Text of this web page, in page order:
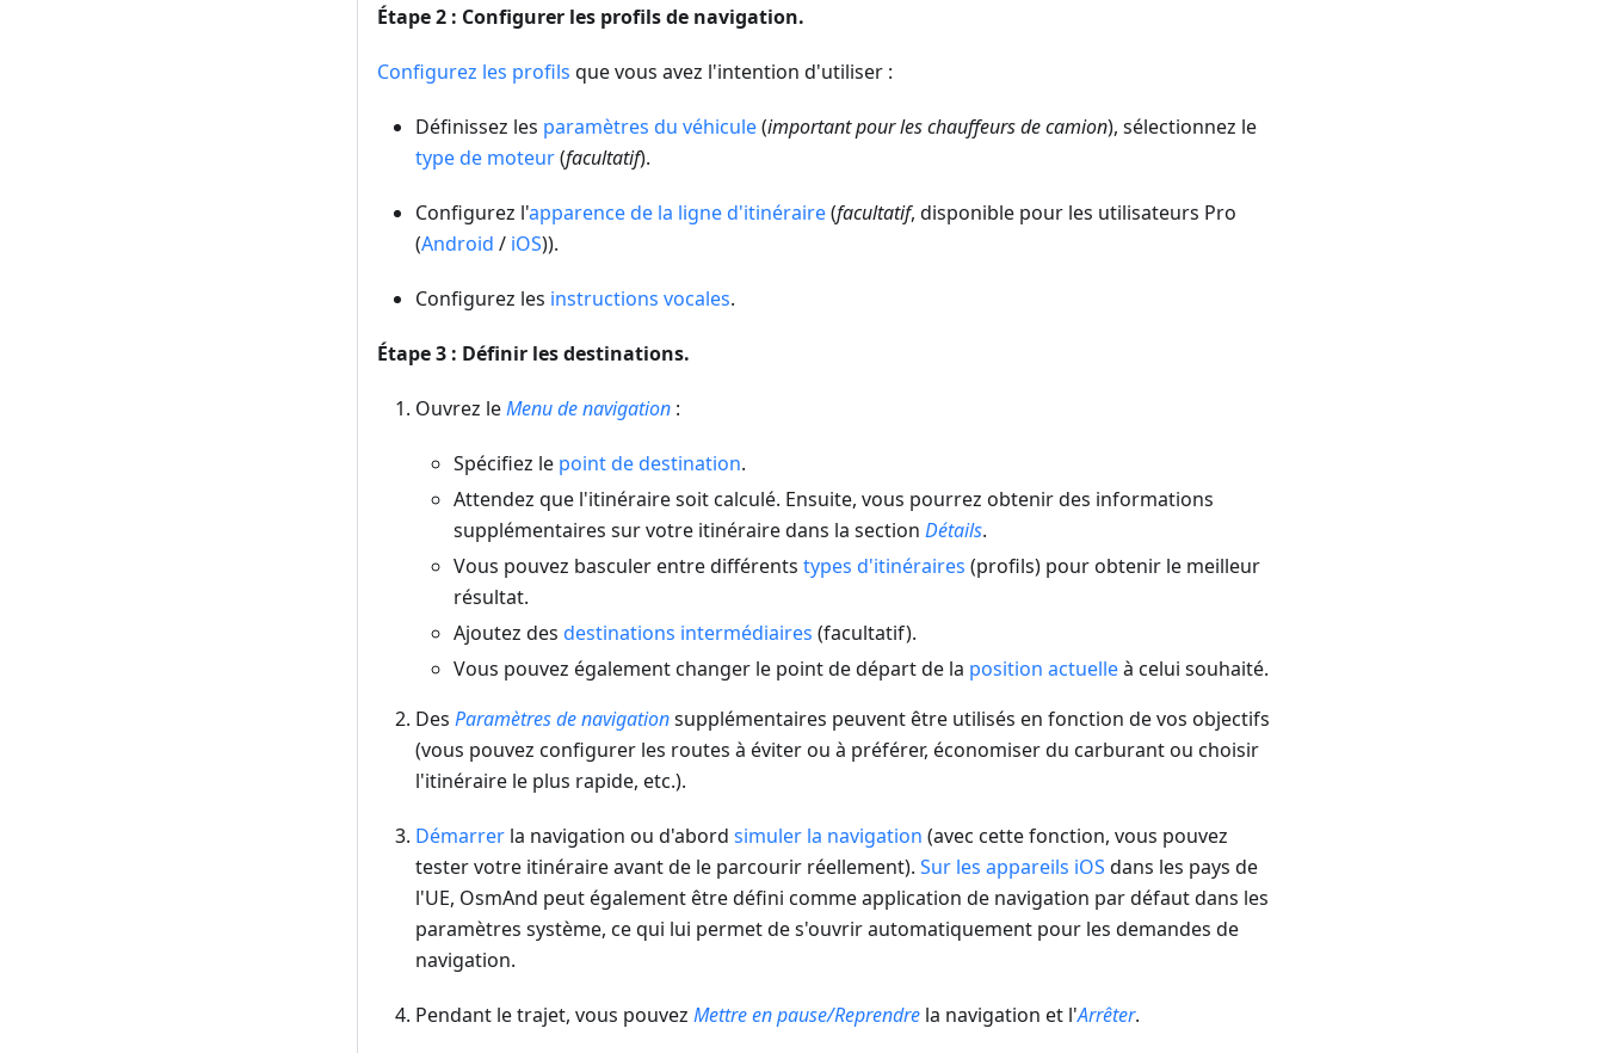
Étape 2 : Configurer les profils de navigation.
Configurez les profils que vous avez l'intention d'utiliser :
Définissez les paramètres du véhicule(important pour les chauffeurs de camion), sélectionnez le
type de moteur(facultatif).
Configurez l'apparence de la ligne d'itinéraire(facultatif, disponible pour les utilisateurs Pro
(Android / iOS)).
Configurez les instructions vocales.
Étape 3 : Définir les destinations.
Ouvrez leMenu de navigation :
Spécifiez le point de destination.
Attendez que l'itinéraire soit calculé. Ensuite, vous pourrez obtenir des informations
supplémentaires sur votre itinéraire dans la section Détails.
Vous pouvez basculer entre différents types d'itinéraires (profils) pour obtenir le meilleur
résultat.
Ajoutez des destinations intermédiaires (facultatif).
Vous pouvez également changer le point de départ de la position actuelleà celui souhaité.
Des Paramètres de navigationsupplémentaires peuvent être utilisés en fonction de vos objectifs
(vous pouvez configurer les routes à éviter ou à préférer, économiser du carburant ou choisir
l'itinéraire le plus rapide, etc.).
Démarrer la navigation ou d'abord simuler la navigation (avec cette fonction, vous pouvez
tester votre itinéraire avant de le parcourir réellement). Sur les appareils iOS dans les pays de
l'UE, OsmAnd peut également être défini comme application de navigation par défaut dans les
paramètres système, ce qui lui permet de s'ouvrir automatiquement pour les demandes de
navigation.
Pendant le trajet, vous pouvez Mettre en pause/Reprendre la navigation et l'Arrêter.